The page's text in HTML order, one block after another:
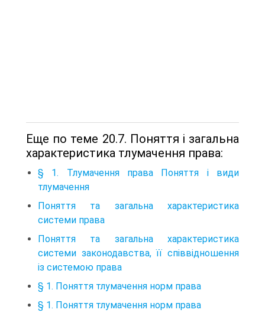
Еще по теме 20.7. Поняття і загальна
характеристика тлумачення права:
§ 1. Тлумачення права Поняття і види
тлумачення
Поняття та загальна характеристика
системи права
Поняття та загальна характеристика
системи законодавства, її співвідношення
із системою права
§ 1. Поняття тлумачення норм права
§ 1. Поняття тлумачення норм права